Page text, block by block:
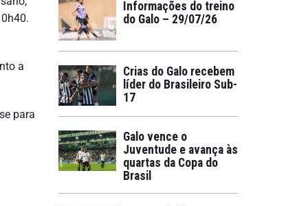
a
para
Informações do treino
do Galo – 29/07/26
Crias do Galo recebem
líder do Brasileiro Sub-
17
Galo vence o
Juventude e avança às
quartas da Copa do
Brasil